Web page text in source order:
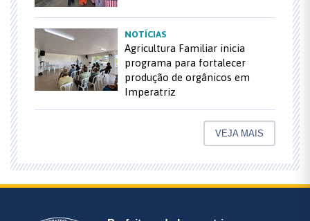
NOTÍCIAS
Agricultura Familiar inicia
programa para fortalecer
produção de orgânicos em
Imperatriz
VEJA MAIS